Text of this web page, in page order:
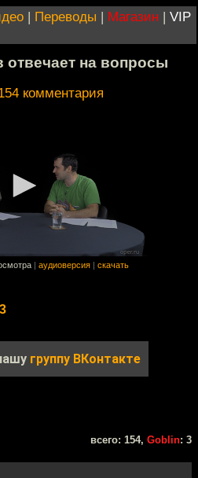
| Переводы | Магазин | VIP
на вопросы
комментария
аудиоверсия скачать
группу ВКонтакте
всего: 154, Goblin: 3